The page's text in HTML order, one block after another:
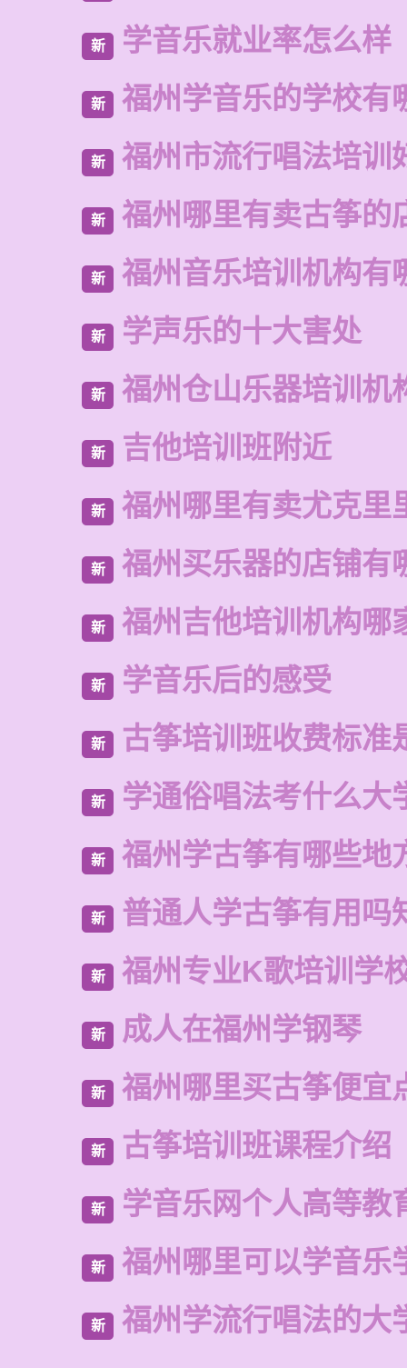
新 学音乐就业率怎么样
新 福州学音乐的学校有
新 福州市流行唱法培训
新 福州哪里有卖古筝的
新 福州音乐培训机构有
新 学声乐的十大害处
新 福州仓山乐器培训机
新 吉他培训班附近
新 福州哪里有卖尤克里
新 福州买乐器的店铺有
新 福州吉他培训机构哪
新 学音乐后的感受
新 古筝培训班收费标准
新 学通俗唱法考什么大
新 福州学古筝有哪些地
新 普通人学古筝有用吗
新 福州专业K歌培训学
新 成人在福州学钢琴
新 福州哪里买古筝便宜
新 古筝培训班课程介绍
新 学音乐网个人高等教
新 福州哪里可以学音乐
新 福州学流行唱法的大